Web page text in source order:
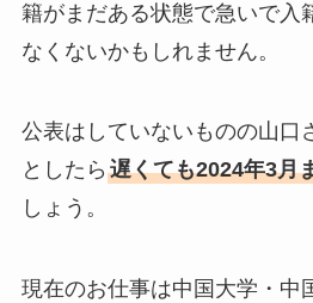
籍がまだある状態で急いで入
なくないかもしれません。
公表はしていないものの山口
としたら 遅くても2024年3月
しょう。
現在のお仕事は中国大学・中